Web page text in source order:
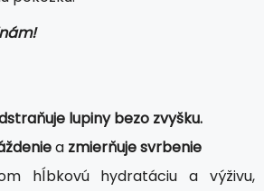
lupiny bezo zvyšku.
a zmierňuje svrbenie
hĺbkovú hydratáciu a výživu,